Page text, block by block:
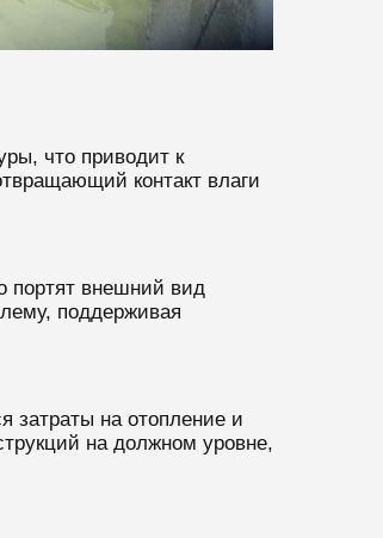
что приводит к
контакт влаги
портят внешний вид
поддерживая
затраты на отопление и
на должном уровне,